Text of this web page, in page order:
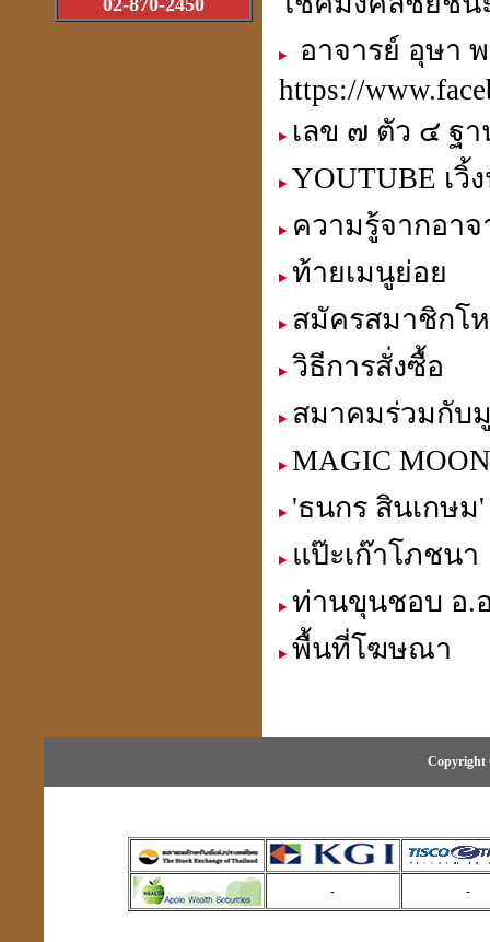
ดวงปี 51ดวงฮวงจุ้ยให้โทษ
02-870-2450
อาจารย์ อุษา
https://
เลข ๗ ตัว ๔ ฐ
YOUTUBE เวิ้
ความรู้จากอาจ
ท้ายเมนูย่อย
สมัครสมาชิกโ
วิธีการสั่งซื้อ
สมาคมร่วมกับ
MAGIC
'ธนกร สินเกษม
แป๊ะเก๊าโภชนา
ท่านขุนชอบ อ.
พื้นที่โฆษณา
Copyright
- -